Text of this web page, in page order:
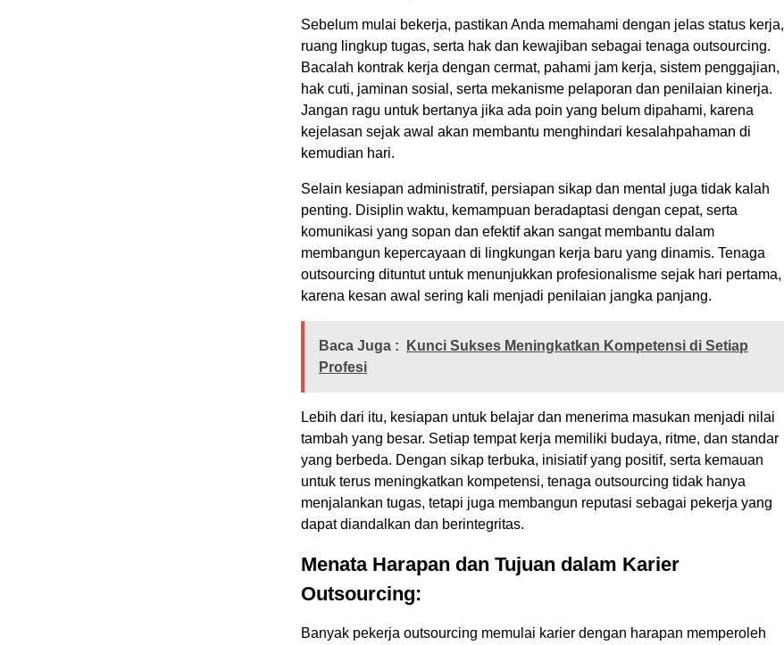
Sebelum mulai bekerja, pastikan Anda memahami dengan jelas status kerja,
ruang lingkup tugas, serta hak dan kewajiban sebagai tenaga outsourcing.
Bacalah kontrak kerja dengan cermat, pahami jam kerja, sistem penggajian,
hak cuti, jaminan sosial, serta mekanisme pelaporan dan penilaian kinerja.
Jangan ragu untuk bertanya jika ada poin yang belum dipahami, karena
kejelasan sejak awal akan membantu menghindari kesalahpahaman di
kemudian hari.
Selain kesiapan administratif, persiapan sikap dan mental juga tidak kalah
penting. Disiplin waktu, kemampuan beradaptasi dengan cepat, serta
komunikasi yang sopan dan efektif akan sangat membantu dalam
membangun kepercayaan di lingkungan kerja baru yang dinamis. Tenaga
outsourcing dituntut untuk menunjukkan profesionalisme sejak hari pertama,
karena kesan awal sering kali menjadi penilaian jangka panjang.
Baca Juga :
Kunci Sukses Meningkatkan Kompetensi di Setiap
Profesi
Lebih dari itu, kesiapan untuk belajar dan menerima masukan menjadi nilai
tambah yang besar. Setiap tempat kerja memiliki budaya, ritme, dan standar
yang berbeda. Dengan sikap terbuka, inisiatif yang positif, serta kemauan
untuk terus meningkatkan kompetensi, tenaga outsourcing tidak hanya
menjalankan tugas, tetapi juga membangun reputasi sebagai pekerja yang
dapat diandalkan dan berintegritas.
Menata Harapan dan Tujuan dalam Karier
Outsourcing:
Banyak pekerja outsourcing memulai karier dengan harapan memperoleh